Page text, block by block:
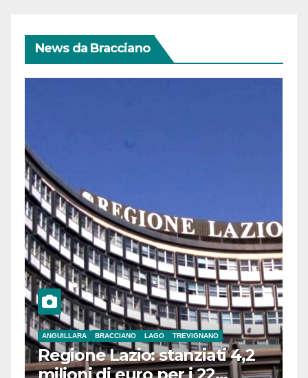
News da Bracciano
ANGUILLARA BRACCIANO LAGO TREVIGNANO
Regione Lazio: stanziati 4,2